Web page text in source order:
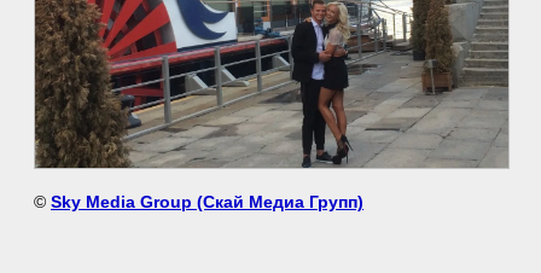
© Sky Media Group (Скай Медиа Групп)